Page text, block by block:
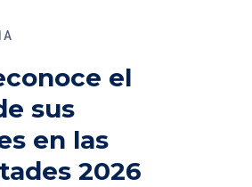
el
sus
en las
2026